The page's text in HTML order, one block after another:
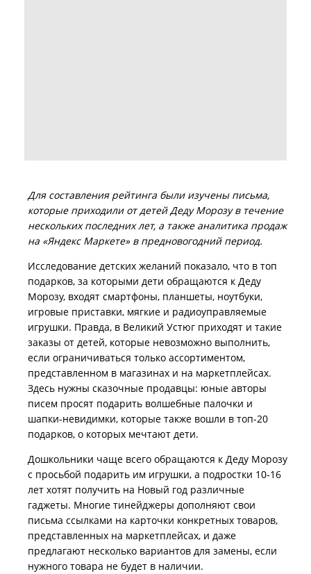
Для составления рейтинга были изучены письма,
которые приходили от детей Деду Морозу в течение
нескольких последних лет, а также аналитика продаж
на «Яндекс Маркете» в предновогодний период.
Исследование детских желаний показало, что в топ
подарков, за которыми дети обращаются к Деду
Морозу, входят смартфоны, планшеты, ноутбуки,
игровые приставки, мягкие и радиоуправляемые
игрушки. Правда, в Великий Устюг приходят и такие
заказы от детей, которые невозможно выполнить,
если ограничиваться только ассортиментом,
представленном в магазинах и на маркетплейсах.
Здесь нужны сказочные продавцы: юные авторы
писем просят подарить волшебные палочки и
шапки-невидимки, которые также вошли в топ-20
подарков, о которых мечтают дети.
Дошкольники чаще всего обращаются к Деду Морозу
с просьбой подарить им игрушки, а подростки 10-16
лет хотят получить на Новый год различные
гаджеты. Многие тинейджеры дополняют свои
письма ссылками на карточки конкретных товаров,
представленных на маркетплейсах, и даже
предлагают несколько вариантов для замены, если
нужного товара не будет в наличии.